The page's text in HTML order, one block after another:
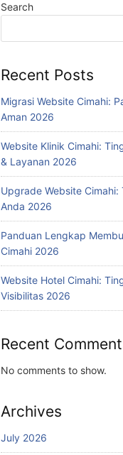
Search
Recent Posts
Migrasi Website Cimahi:
Aman 2026
Website Klinik Cimahi:
& Layanan 2026
Upgrade Website
Anda 2026
Panduan Lengkap
Cimahi 2026
Website Hotel Cimahi:
Visibilitas 2026
Recent
No comments to show.
Archives
July 2026